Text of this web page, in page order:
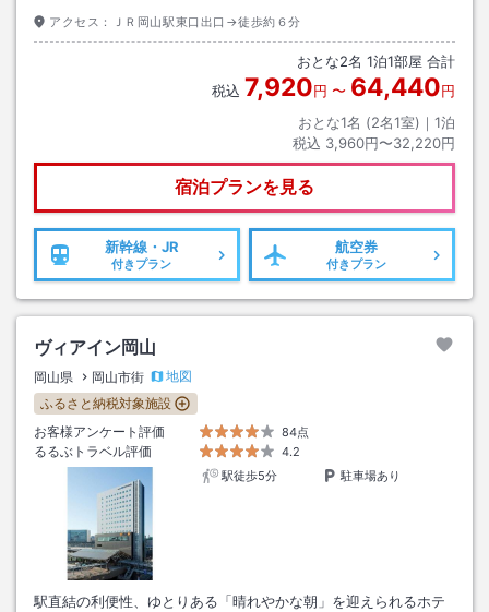
アクセス： ＪＲ岡山駅東口出口→徒歩約６分
おとな2名 1泊1部屋 合計
税込 7,920円 〜 64,440円
おとな1名 (2名1室)｜ 1泊
税込 3,960円〜32,220円
宿泊プランを見る
新幹線・JR
付きプラン
航空券
付きプラン
ヴィアイン岡山
岡山県 岡山市街
地図
ふるさと納税対象施設
お客様アンケート評価
84点
るるぶトラベル評価
4.2
駅徒歩5分
駐車場あり
駅直結の利便性、ゆとりある「晴れやかな朝」を迎えられるホテ